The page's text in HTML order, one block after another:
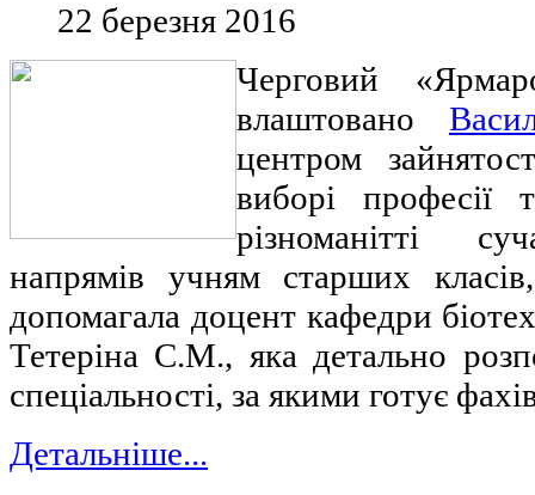
22 березня 2016
Черговий
влаштовано
центром
виборі професії
різноманітті
напрямів учням старших
допомагала доцент кафедри
Тетеріна С.М., яка детально
спеціальності, за якими готує
Детальніше...